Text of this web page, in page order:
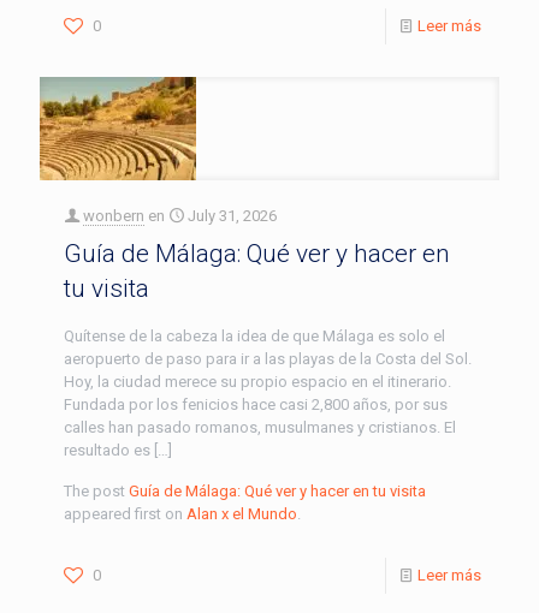
0 Leer más
wonbern en July 31, 2026
Guía de Málaga: Qué ver y hacer en
tu visita
Quítense de la cabeza la idea de que Málaga es solo el
aeropuerto de paso para ir a las playas de la Costa del Sol.
Hoy, la ciudad merece su propio espacio en el itinerario.
Fundada por los fenicios hace casi 2,800 años, por sus
calles han pasado romanos, musulmanes y cristianos. El
resultado es […]
The post Guía de Málaga: Qué ver y hacer en tu visita
appeared first on Alan x el Mundo
0 Leer más